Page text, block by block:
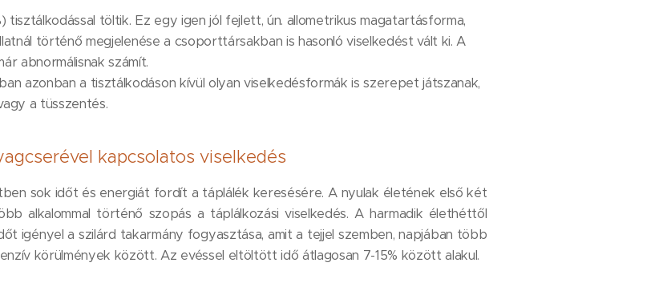
tisztálkodással töltik. Ez egy igen jól fejlett, ún. allometrikus magatartásforma,
történő megjelenése a csoporttársakban is hasonló viselkedést vált ki. A
abnormálisnak számít.
azonban a tisztálkodáson kívül olyan viselkedésformák is szerepet játszanak,
a tüsszentés.
kapcsolatos viselkedés
sok időt és energiát fordít a táplálék keresésére. A nyulak életének első két
alkalommal történő szopás a táplálkozási viselkedés. A harmadik élethéttől
igényel a szilárd takarmány fogyasztása, amit a tejjel szemben, napjában több
körülmények között. Az evéssel eltöltött idő átlagosan 7-15% között alakul.